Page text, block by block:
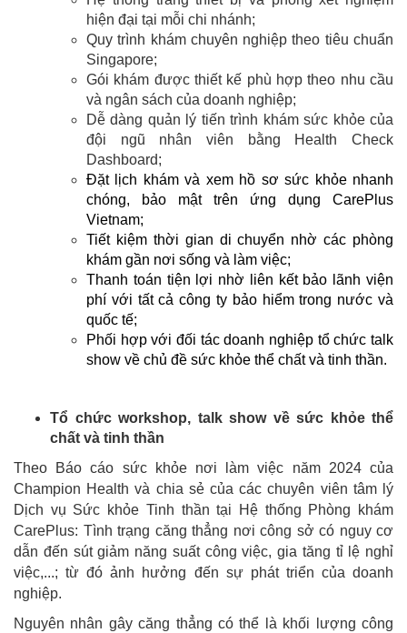
hiện đại tại mỗi chi nhánh;
Quy trình khám chuyên nghiệp theo tiêu chuẩn
Singapore;
Gói khám được thiết kế phù hợp theo nhu cầu
và ngân sách của doanh nghiệp;
Dễ dàng quản lý tiến trình khám sức khỏe của
đội ngũ nhân viên bằng Health Check
Dashboard;
Đặt lịch khám và xem hồ sơ sức khỏe nhanh
chóng, bảo mật trên ứng dụng CarePlus
Vietnam;
Tiết kiệm thời gian di chuyển nhờ các phòng
khám gần nơi sống và làm việc;
Thanh toán tiện lợi nhờ liên kết bảo lãnh viện
phí với tất cả công ty bảo hiểm trong nước và
quốc tế;
Phối hợp với đối tác doanh nghiệp tổ chức talk
show về chủ đề sức khỏe thể chất và tinh thần.
Tổ chức workshop, talk show về sức khỏe thể
chất và tinh thần
Theo Báo cáo sức khỏe nơi làm việc năm 2024 của
Champion Health và chia sẻ của các chuyên viên tâm lý
Dịch vụ Sức khỏe Tinh thần tại Hệ thống Phòng khám
CarePlus: Tình trạng căng thẳng nơi công sở có nguy cơ
dẫn đến sút giảm năng suất công việc, gia tăng tỉ lệ nghỉ
việc,...; từ đó ảnh hưởng đến sự phát triển của doanh
nghiệp.
Nguyên nhân gây căng thẳng có thể là khối lượng công